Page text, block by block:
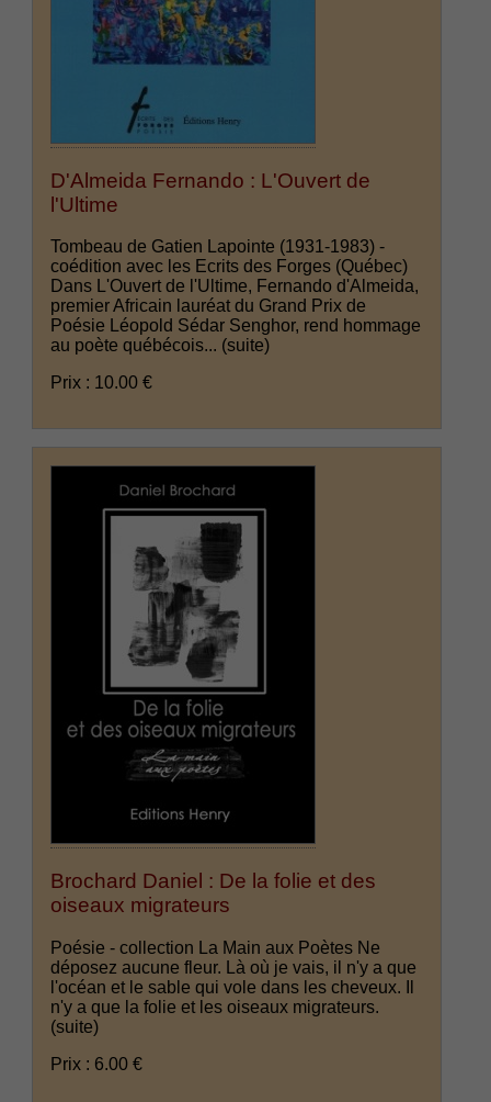
D'Almeida Fernando : L'Ouvert de
l'Ultime
Tombeau de Gatien Lapointe (1931-1983) -
coédition avec les Ecrits des Forges (Québec)
Dans L'Ouvert de l'Ultime, Fernando d'Almeida,
premier Africain lauréat du Grand Prix de
Poésie Léopold Sédar Senghor, rend hommage
au poète québécois... (suite)
Prix : 10.00 €
Brochard Daniel : De la folie et des
oiseaux migrateurs
Poésie - collection La Main aux Poètes Ne
déposez aucune fleur. Là où je vais, il n'y a que
l'océan et le sable qui vole dans les cheveux. Il
n'y a que la folie et les oiseaux migrateurs.
(suite)
Prix : 6.00 €